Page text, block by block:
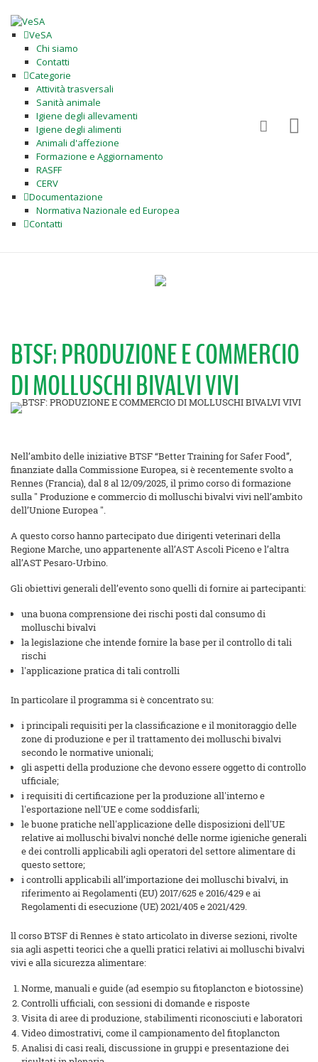
VeSA
Chi siamo
Contatti
Categorie
Attività trasversali
Sanità animale
Igiene degli allevamenti
Igiene degli alimenti
Animali d'affezione
Formazione e Aggiornamento
RASFF
CERV
Documentazione
Normativa Nazionale ed Europea
Contatti
BTSF: PRODUZIONE E COMMERCIO
DI MOLLUSCHI BIVALVI VIVI
Nell’ambito delle iniziative BTSF “Better Training for Safer Food”,
finanziate dalla Commissione Europea, si è recentemente svolto a
Rennes (Francia), dal 8 al 12/09/2025, il primo corso di formazione
sulla " Produzione e commercio di molluschi bivalvi vivi nell’ambito
dell’Unione Europea ".
A questo corso hanno partecipato due dirigenti veterinari della
Regione Marche, uno appartenente all’AST Ascoli Piceno e l’altra
all’AST Pesaro-Urbino.
Gli obiettivi generali dell’evento sono quelli di fornire ai partecipanti:
una buona comprensione dei rischi posti dal consumo di
molluschi bivalvi
la legislazione che intende fornire la base per il controllo di tali
rischi
l'applicazione pratica di tali controlli
In particolare il programma si è concentrato su:
i principali requisiti per la classificazione e il monitoraggio delle
zone di produzione e per il trattamento dei molluschi bivalvi
secondo le normative unionali;
gli aspetti della produzione che devono essere oggetto di controllo
ufficiale;
i requisiti di certificazione per la produzione all'interno e
l'esportazione nell'UE e come soddisfarli;
le buone pratiche nell'applicazione delle disposizioni dell'UE
relative ai molluschi bivalvi nonché delle norme igieniche generali
e dei controlli applicabili agli operatori del settore alimentare di
questo settore;
i controlli applicabili all’importazione dei molluschi bivalvi, in
riferimento ai Regolamenti (EU) 2017/625 e 2016/429 e ai
Regolamenti di esecuzione (UE) 2021/405 e 2021/429.
ll corso BTSF di Rennes è stato articolato in diverse sezioni, rivolte
sia agli aspetti teorici che a quelli pratici relativi ai molluschi bivalvi
vivi e alla sicurezza alimentare:
Norme, manuali e guide (ad esempio su fitoplancton e biotossine)
Controlli ufficiali, con sessioni di domande e risposte
Visita di aree di produzione, stabilimenti riconosciuti e laboratori
Video dimostrativi, come il campionamento del fitoplancton
Analisi di casi reali, discussione in gruppi e presentazione dei